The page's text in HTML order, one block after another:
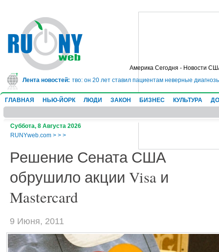
Америка Сегодня - Новости
Лента новостей:
лет за мошенничество: он 20 лет ставил пациентам неверные диагнозы
ГЛАВНАЯ НЬЮ-ЙОРК ЛЮДИ ЗАКОН БИЗНЕС КУЛЬТУРА
Суббота, 8 Августа 2026
RUNYweb.com > > >
Решение Сената США
обрушило акции Visa и
Mastercard
9 Июня, 2011